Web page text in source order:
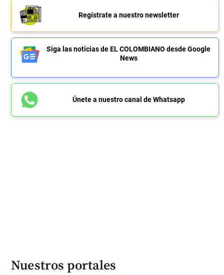
Regístrate a nuestro newsletter
Siga las noticias de EL COLOMBIANO desde Google
News
Únete a nuestro canal de Whatsapp
Nuestros portales